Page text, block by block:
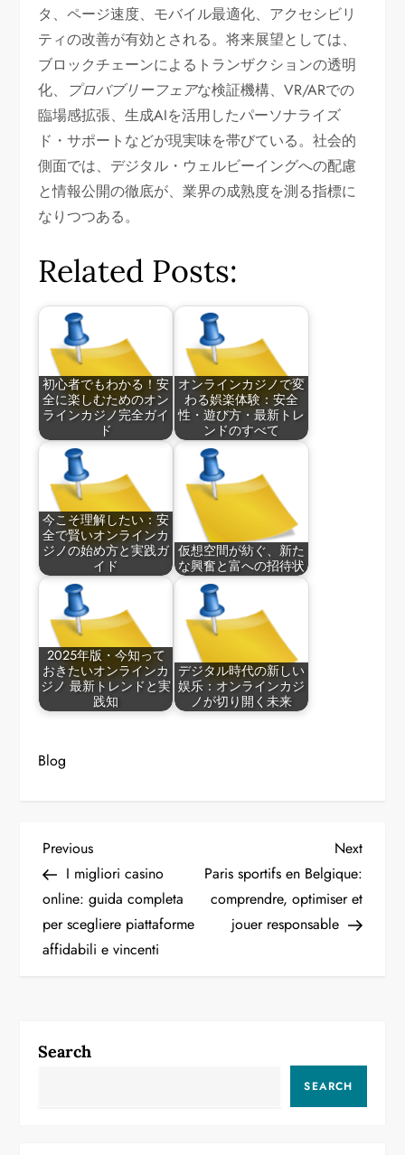
タ、ページ速度、モバイル最適化、アクセシビリ
ティの改善が有効とされる。将来展望としては、
ブロックチェーンによるトランザクションの透明
化、
プロバブリーフェアな検証機構、VR/ARでの
臨場感拡張、生成AIを活用したパーソナライズ
ド・サポートなどが現実味を帯びている。社会的
側面では、デジタル・ウェルビーイングへの配慮
と情報公開の徹底が、業界の成熟度を測る指標に
なりつつある。
Related Posts:
初心者でもわかる！安
全に楽しむためのオン
ラインカジノ完全ガイ
ド
オンラインカジノで変
わる娯楽体験：安全
性・遊び方・最新トレ
ンドのすべて
今こそ理解したい：安
全で賢いオンラインカ
ジノの始め方と実践ガ
イド
仮想空間が紡ぐ、新た
な興奮と富への招待状
2025年版・今知って
おきたいオンラインカ
ジノ 最新トレンドと実
践知
デジタル時代の新しい
娱乐：オンラインカジ
ノが切り開く未来
Blog
P
o
s
a
Previous
Post
Previous
I migliori casino
online: guida completa
per scegliere piattaforme
affidabili e vincenti
Next
Post
Next
Paris sportifs en Belgique:
comprendre, optimiser et
jouer responsable
Search
SEARCH